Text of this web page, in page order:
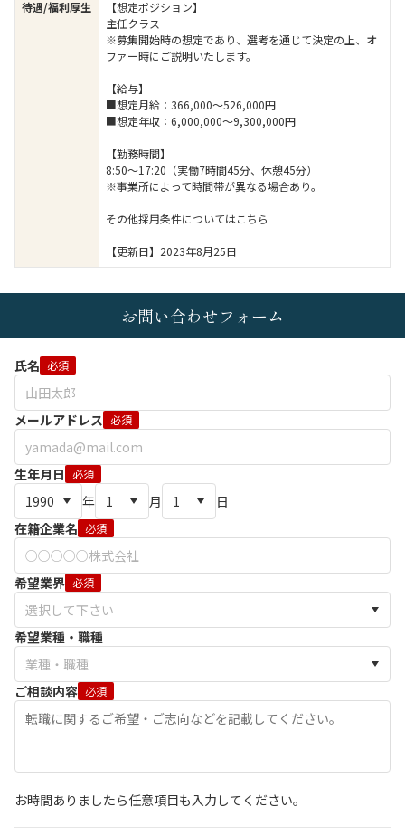
待遇/福利厚生
【想定ポジション】
主任クラス
※募集開始時の想定であり、選考を通じて決定の上、オ
ファー時にご説明いたします。
【給与】
■想定月給：366,000～526,000円
■想定年収：6,000,000～9,300,000円
【勤務時間】
8:50～17:20（実働7時間45分、休憩45分）
※事業所によって時間帯が異なる場合あり。
その他採用条件についてはこちら
【更新日】2023年8月25日
お問い合わせフォーム
氏名 必須
メールアドレス 必須
生年月日 必須
年 月
日
在籍企業名 必須
希望業界 必須
希望業種・職種
ご相談内容 必須
お時間ありましたら任意項目も入力してください。